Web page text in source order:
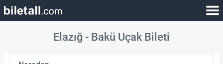
Elazığ - Bakü Uçak Bileti